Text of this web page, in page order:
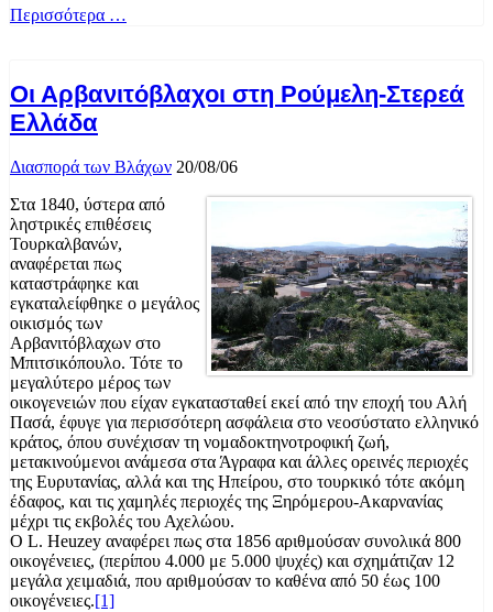
Περισσότερα …
Οι Αρβανιτόβλαχοι στη Ρούμελη-Στερεά
Ελλάδα
Διασπορά των Βλάχων 20/08/06
Στα 1840, ύστερα από
ληστρικές επιθέσεις
Τουρκαλβανών,
αναφέρεται πως
καταστράφηκε και
εγκαταλείφθηκε ο μεγάλος
οικισμός των
Αρβανιτόβλαχων στο
Μπιτσικόπουλο. Τότε το
μεγαλύτερο μέρος των
οικογενειών που είχαν εγκατασταθεί εκεί από την εποχή του Αλή
Πασά, έφυγε για περισσότερη ασφάλεια στο νεοσύστατο ελληνικό
κράτος, όπου συνέχισαν τη νομαδοκτηνοτροφική ζωή,
μετακινούμενοι ανάμεσα στα Άγραφα και άλλες ορεινές περιοχές
της Ευρυτανίας, αλλά και της Ηπείρου, στο τουρκικό τότε ακόμη
έδαφος, και τις χαμηλές περιοχές της Ξηρόμερου-Ακαρνανίας
μέχρι τις εκβολές του Αχελώου.
Ο L. Heuzey αναφέρει πως στα 1856 αριθμούσαν συνολικά 800
οικογένειες, (περίπου 4.000 με 5.000 ψυχές) και σχημάτιζαν 12
μεγάλα χειμαδιά, που αριθμούσαν το καθένα από 50 έως 100
οικογένειες.[1]